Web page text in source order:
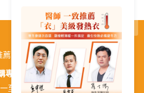
薦 購物需知 | 活動訊息 |企業徵才
專線:
02-26026810
至週五 9:00~18:00